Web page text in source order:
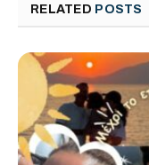
RELATED POSTS